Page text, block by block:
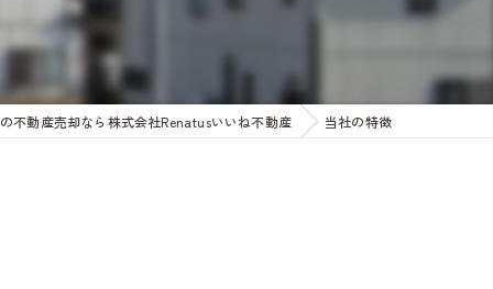
任意売却
事故物件
不動産売却なら株式会社Renatusいいね不動産 当社の特徴